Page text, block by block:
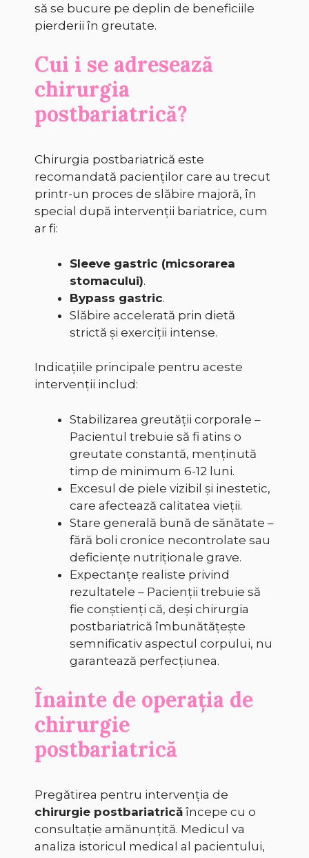
să se bucure pe deplin de beneficiile
pierderii în greutate.
Cui i se adresează
chirurgia
postbariatrică?
Chirurgia postbariatrică este
recomandată pacienților care au trecut
printr-un proces de slăbire majoră, în
special după intervenții bariatrice, cum
ar fi:
Sleeve gastric (micsorarea
stomacului).
Bypass gastric.
Slăbire accelerată prin dietă
strictă și exerciții intense.
Indicațiile principale pentru aceste
intervenții includ:
Stabilizarea greutății corporale –
Pacientul trebuie să fi atins o
greutate constantă, menținută
timp de minimum 6-12 luni.
Excesul de piele vizibil și inestetic,
care afectează calitatea vieții.
Stare generală bună de sănătate –
fără boli cronice necontrolate sau
deficiențe nutriționale grave.
Expectanțe realiste privind
rezultatele – Pacienții trebuie să
fie conștienți că, deși chirurgia
postbariatrică îmbunătățește
semnificativ aspectul corpului, nu
garantează perfecțiunea.
Înainte de operația de
chirurgie
postbariatrică
Pregătirea pentru intervenția de
chirurgie postbariatrică începe cu o
consultație amănunțită. Medicul va
analiza istoricul medical al pacientului,